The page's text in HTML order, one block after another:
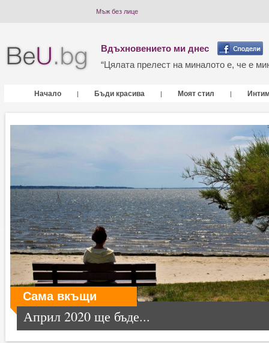
Мъж без лице
Вдъхновението ми днес
“Цялата прелест на миналото е, че е
Начало | Бъди красива | Моят стил |
Сама вкъщи
Април 2020 ще бъде...